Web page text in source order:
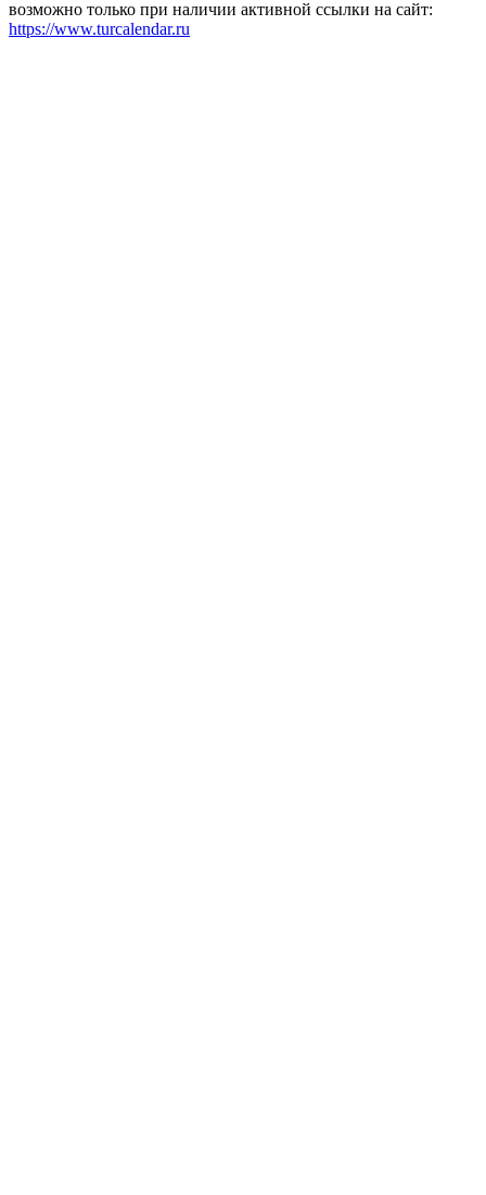
возможно только при наличии активной ссылки на сайт:
https://www.turcalendar.ru